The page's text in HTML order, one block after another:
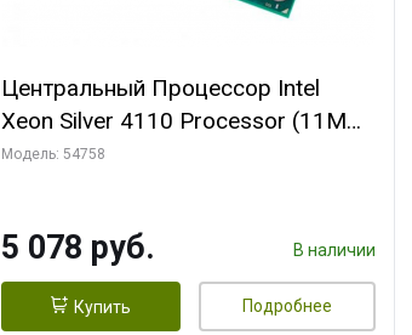
Центральный Процессор Intel
Xeon Silver 4110 Processor (11M
Cache, 2.10 GHz) tray {4}
Модель: 54758
5 078 руб. В наличии
Купить Подробнее